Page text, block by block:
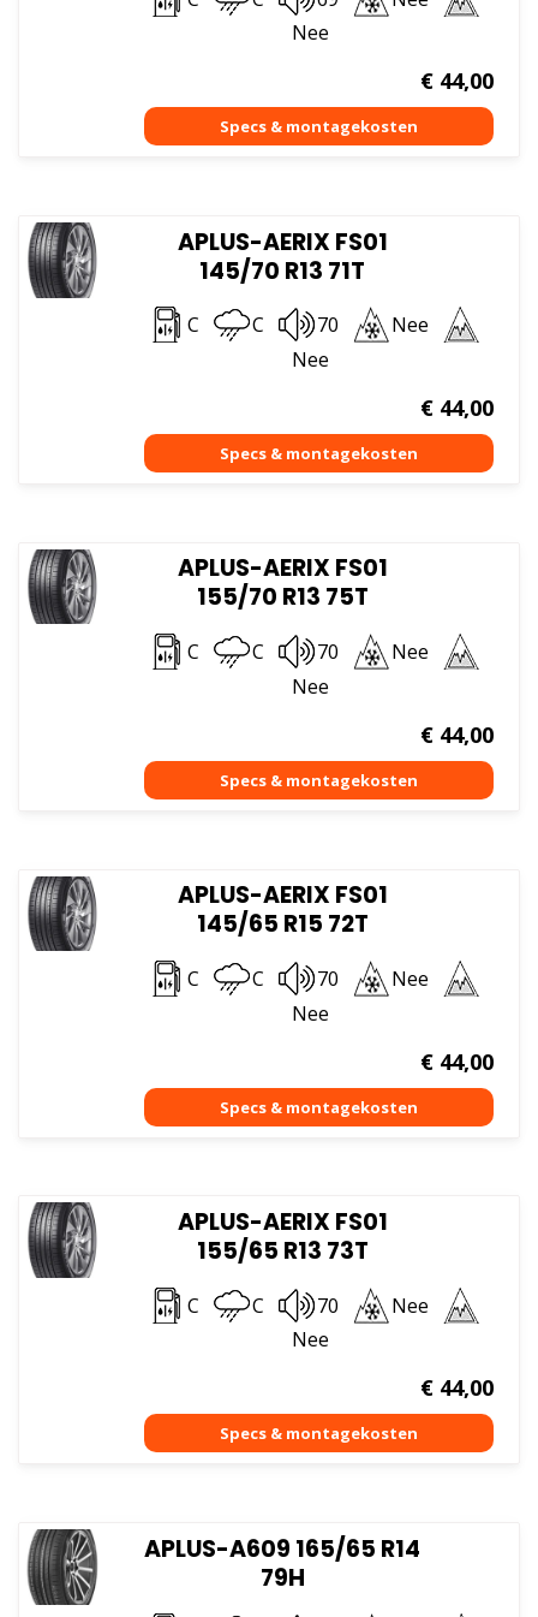
Nee
€44,00
APLUS-AERIX FS01
145/70 R13 71T
C C 70
Nee
Nee
€44,00
APLUS-AERIX FS01
155/70 R13 75T
C C 70
Nee
Nee
€44,00
APLUS-AERIX FS01
145/65 R15 72T
C C 70
Nee
Nee
€44,00
APLUS-AERIX FS01
155/65 R13 73T
C C 70
Nee
Nee
€44,00
APLUS-A609 165/65 R14
79H